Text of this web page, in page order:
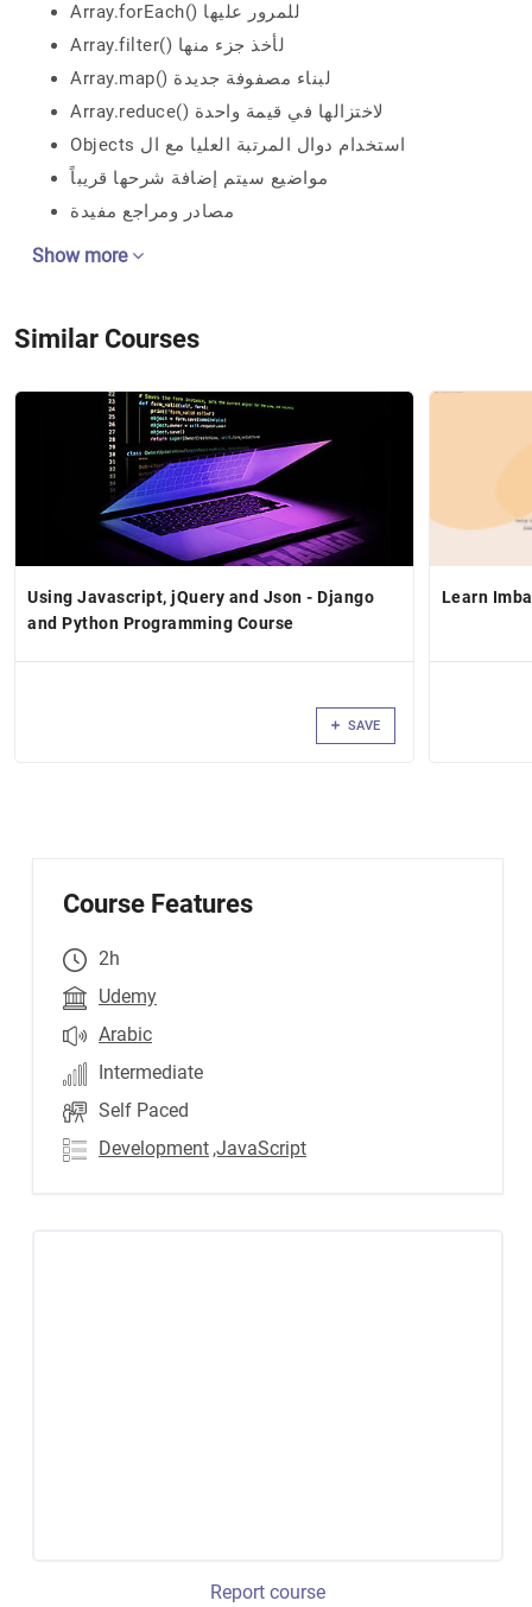
Array.forEach() للمرور عليها
Array.filter() لأخذ جزء منها
Array.map() لبناء مصفوفة جديدة
Array.reduce() لاختزالها في قيمة واحدة
Objects استخدام دوال المرتبة العليا مع ال
مواضيع سيتم إضافة شرحها قريباً
مصادر ومراجع مفيدة
Show more
Similar Courses
Using Javascript, jQuery and Json - Django
and Python Programming Course
SAVE
Learn Imba
Course Features
2h
Udemy
Arabic
Intermediate
Self Paced
Development ,JavaScript
Report course